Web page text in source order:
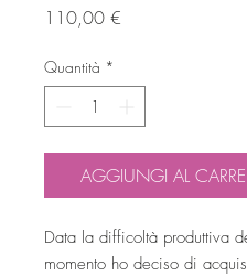
110,00 €
Quantità *
AGGIUNGI AL
Data la difficoltà produttiva
momento ho deciso di